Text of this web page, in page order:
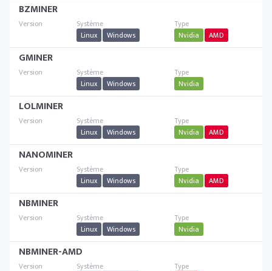
BZMINER
Linux Windows Nvidia AMD
GMINER
Linux Windows Nvidia
LOLMINER
Linux Windows Nvidia AMD
NANOMINER
Linux Windows Nvidia AMD
NBMINER
Linux Windows Nvidia
NBMINER-AMD